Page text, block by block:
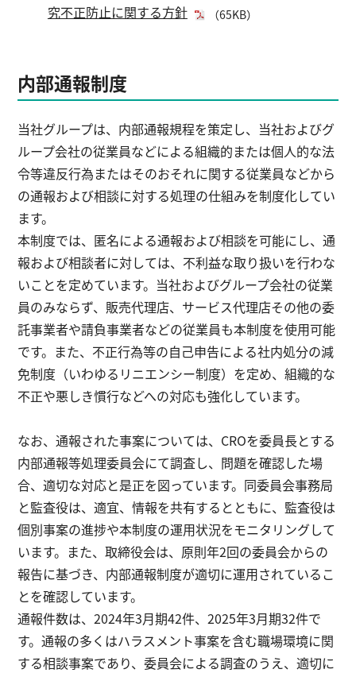
究不正防止に関する方針
（65KB）
内部通報制度
当社グループは、内部通報規程を策定し、当社およびグ
ループ会社の従業員などによる組織的または個人的な法
令等違反行為またはそのおそれに関する従業員などから
の通報および相談に対する処理の仕組みを制度化してい
ます。
本制度では、匿名による通報および相談を可能にし、通
報および相談者に対しては、不利益な取り扱いを行わな
いことを定めています。当社およびグループ会社の従業
員のみならず、販売代理店、サービス代理店その他の委
託事業者や請負事業者などの従業員も本制度を使用可能
です。また、不正行為等の自己申告による社内処分の減
免制度（いわゆるリニエンシー制度）を定め、組織的な
不正や悪しき慣行などへの対応も強化しています。
なお、通報された事案については、CROを委員長とする
内部通報等処理委員会にて調査し、問題を確認した場
合、適切な対応と是正を図っています。同委員会事務局
と監査役は、適宜、情報を共有するとともに、監査役は
個別事案の進捗や本制度の運用状況をモニタリングして
います。また、取締役会は、原則年2回の委員会からの
報告に基づき、内部通報制度が適切に運用されているこ
とを確認しています。
通報件数は、2024年3月期42件、2025年3月期32件で
す。通報の多くはハラスメント事案を含む職場環境に関
する相談事案であり、委員会による調査のうえ、適切に